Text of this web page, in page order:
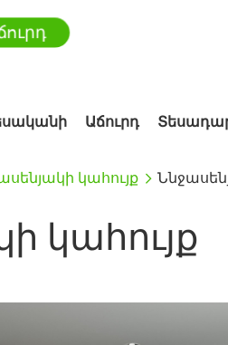
Աճուրդ
կահույք
կահույք